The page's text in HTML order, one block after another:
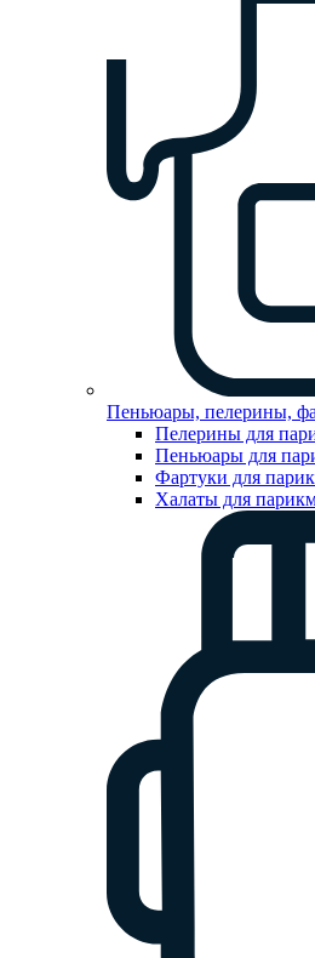
Пеньюары, пелерины,
Пелерины для
Пеньюары для
Фартуки для
Халаты для